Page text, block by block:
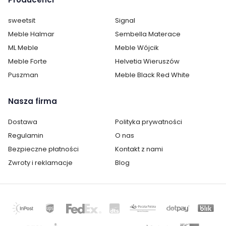
użytkowania. Dołącz do grona zadowolonych
Domowników już dziś! :)
sweetsit
Signal
Meble Halmar
Sembella Materace
ML Meble
Meble Wójcik
Meble Forte
Helvetia Wieruszów
Puszman
Meble Black Red White
Nasza firma
Dostawa
Polityka prywatności
Regulamin
O nas
Bezpieczne płatności
Kontakt z nami
Zwroty i reklamacje
Blog